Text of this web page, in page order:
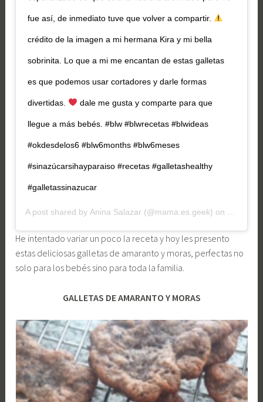
fue así, de inmediato tuve que volver a compartir.
crédito de la imagen a mi hermana Kira y mi bella
sobrinita. Lo que a mi me encantan de estas galletas
es que podemos usar cortadores y darle formas
divertidas. dale me gusta y comparte para que
llegue a más bebés. #blw #blwrecetas #blwideas
#okdesdelos6 #blw6months #blw6meses
#sinazúcarsihayparaiso #recetas #galletashealthy
#galletassinazucar
A post shared by Anina Salazar (@mama.es.geek) on
He intentado variar un poco la receta y hoy les presento
estas deliciosas galletas de amaranto y moras, perfectas no
solo para los bebés sino para toda la familia.
GALLETAS DE AMARANTO Y MORAS